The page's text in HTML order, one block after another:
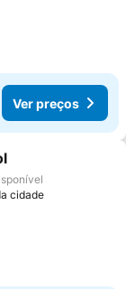
Ver preços
favoritos
cidade